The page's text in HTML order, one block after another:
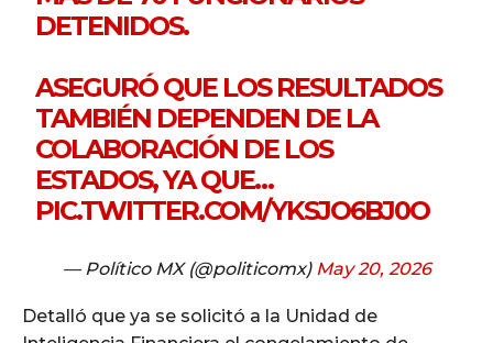
DETENIDOS.
ASEGURÓ QUE LOS RESULTADOS
TAMBIÉN DEPENDEN DE LA
COLABORACIÓN DE LOS
ESTADOS, YA QUE…
PIC.TWITTER.COM/YKSJO6BJ0O
— Político MX (@politicomx) May 20, 2026
Detalló que ya se solicitó a la Unidad de